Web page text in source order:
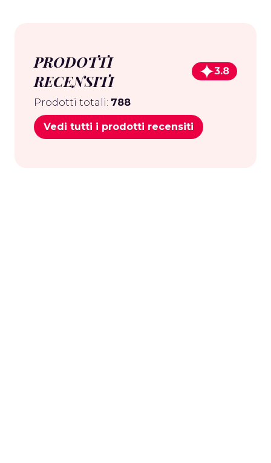
PRODOTTI
RECENSITI
3.8
Prodotti totali: 788
Vedi tutti i prodotti recensiti